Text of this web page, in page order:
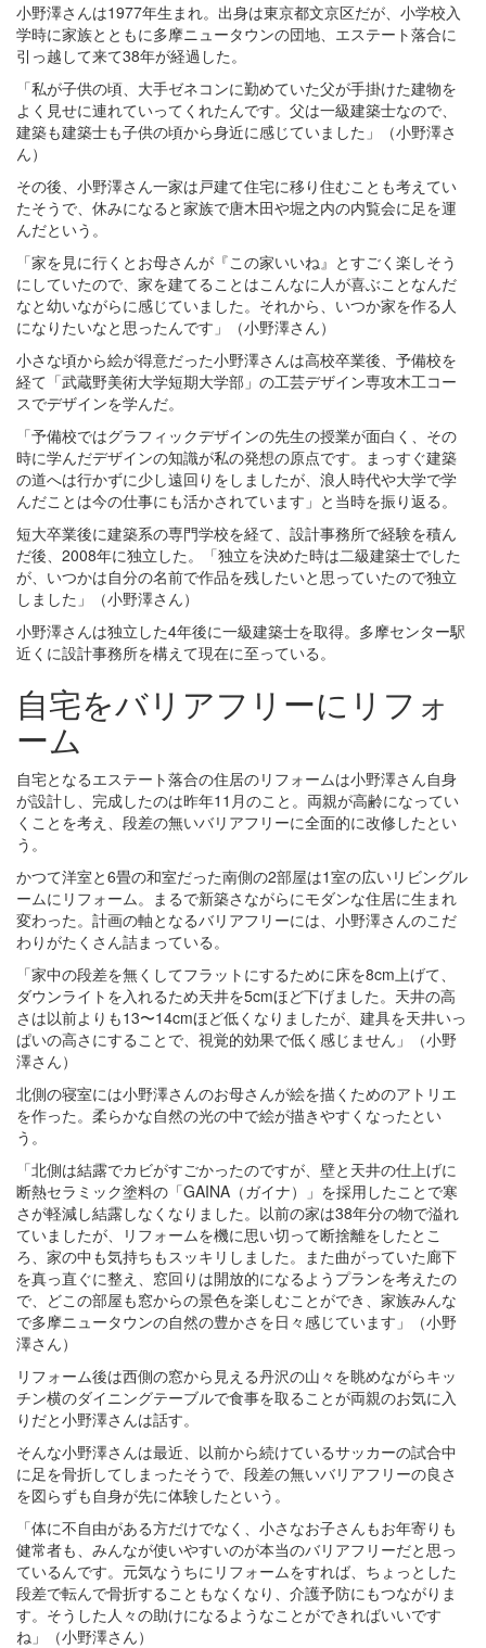
小野澤さんは1977年生まれ。出身は東京都文京区だが、小学校入
学時に家族とともに多摩ニュータウンの団地、エステート落合に
引っ越して来て38年が経過した。
「私が子供の頃、大手ゼネコンに勤めていた父が手掛けた建物を
よく見せに連れていってくれたんです。父は一級建築士なので、
建築も建築士も子供の頃から身近に感じていました」（小野澤さ
ん）
その後、小野澤さん一家は戸建て住宅に移り住むことも考えてい
たそうで、休みになると家族で唐木田や堀之内の内覧会に足を運
んだという。
「家を見に行くとお母さんが『この家いいね』とすごく楽しそう
にしていたので、家を建てることはこんなに人が喜ぶことなんだ
なと幼いながらに感じていました。それから、いつか家を作る人
になりたいなと思ったんです」（小野澤さん）
小さな頃から絵が得意だった小野澤さんは高校卒業後、予備校を
経て「武蔵野美術大学短期大学部」の工芸デザイン専攻木工コー
スでデザインを学んだ。
「予備校ではグラフィックデザインの先生の授業が面白く、その
時に学んだデザインの知識が私の発想の原点です。まっすぐ建築
の道へは行かずに少し遠回りをしましたが、浪人時代や大学で学
んだことは今の仕事にも活かされています」と当時を振り返る。
短大卒業後に建築系の専門学校を経て、設計事務所で経験を積ん
だ後、2008年に独立した。「独立を決めた時は二級建築士でした
が、いつかは自分の名前で作品を残したいと思っていたので独立
しました」（小野澤さん）
小野澤さんは独立した4年後に一級建築士を取得。多摩センター駅
近くに設計事務所を構えて現在に至っている。
自宅をバリアフリーにリフォ
ーム
自宅となるエステート落合の住居のリフォームは小野澤さん自身
が設計し、完成したのは昨年11月のこと。両親が高齢になってい
くことを考え、段差の無いバリアフリーに全面的に改修したとい
う。
かつて洋室と6畳の和室だった南側の2部屋は1室の広いリビングル
ームにリフォーム。まるで新築さながらにモダンな住居に生まれ
変わった。計画の軸となるバリアフリーには、小野澤さんのこだ
わりがたくさん詰まっている。
「家中の段差を無くしてフラットにするために床を8cm上げて、
ダウンライトを入れるため天井を5cmほど下げました。天井の高
さは以前よりも13〜14cmほど低くなりましたが、建具を天井いっ
ぱいの高さにすることで、視覚的効果で低く感じません」（小野
澤さん）
北側の寝室には小野澤さんのお母さんが絵を描くためのアトリエ
を作った。柔らかな自然の光の中で絵が描きやすくなったとい
う。
「北側は結露でカビがすごかったのですが、壁と天井の仕上げに
断熱セラミック塗料の「GAINA（ガイナ）」を採用したことで寒
さが軽減し結露しなくなりました。以前の家は38年分の物で溢れ
ていましたが、リフォームを機に思い切って断捨離をしたとこ
ろ、家の中も気持ちもスッキリしました。また曲がっていた廊下
を真っ直ぐに整え、窓回りは開放的になるようプランを考えたの
で、どこの部屋も窓からの景色を楽しむことができ、家族みんな
で多摩ニュータウンの自然の豊かさを日々感じています」（小野
澤さん）
リフォーム後は西側の窓から見える丹沢の山々を眺めながらキッ
チン横のダイニングテーブルで食事を取ることが両親のお気に入
りだと小野澤さんは話す。
そんな小野澤さんは最近、以前から続けているサッカーの試合中
に足を骨折してしまったそうで、段差の無いバリアフリーの良さ
を図らずも自身が先に体験したという。
「体に不自由がある方だけでなく、小さなお子さんもお年寄りも
健常者も、みんなが使いやすいのが本当のバリアフリーだと思っ
ているんです。元気なうちにリフォームをすれば、ちょっとした
段差で転んで骨折することもなくなり、介護予防にもつながりま
す。そうした人々の助けになるようなことができればいいです
ね」（小野澤さん）